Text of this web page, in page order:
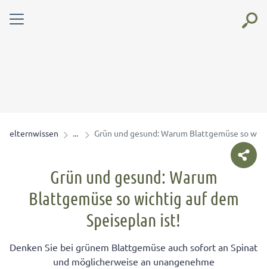
elternwissen Grün und gesund: Warum Blattgemüse so
Grün und gesund: Warum
Blattgemüse so wichtig auf dem
Speiseplan ist!
Denken Sie bei grünem Blattgemüse auch sofort an Spinat
und möglicherweise an unangenehme